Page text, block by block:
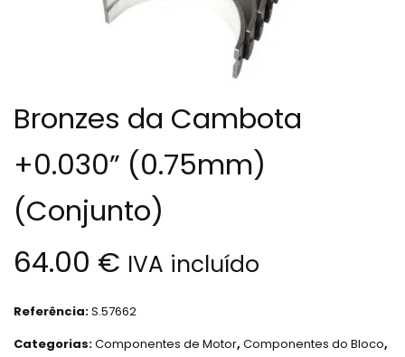
Bronzes da Cambota
+0.030” (0.75mm)
(Conjunto)
64.00 € IVA incluído
Referência:S.57662
Categorias:Componentes de Motor, Componentes do Bloco,